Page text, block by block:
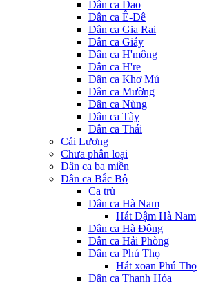
Dân ca Dao
Dân ca Ê-Đê
Dân ca Gia Rai
Dân ca Giáy
Dân ca H'mông
Dân ca H're
Dân ca Khơ Mú
Dân ca Mường
Dân ca Nùng
Dân ca Tày
Dân ca Thái
Cải Lương
Chưa phân loại
Dân ca ba miền
Dân ca Bắc Bộ
Ca trù
Dân ca Hà Nam
Hát Dậm Hà Nam
Dân ca Hà Đông
Dân ca Hải Phòng
Dân ca Phú Thọ
Hát xoan Phú Thọ
Dân ca Thanh Hóa